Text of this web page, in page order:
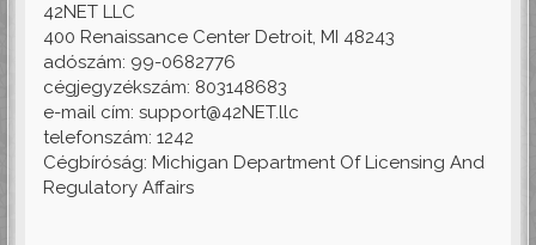
42NET LLC
400 Renaissance Center Detroit, MI 48243
adószám: 99-0682776
cégjegyzékszám: 803148683
e-mail cím: support@42NET.llc
telefonszám: 1242
Cégbíróság: Michigan Department Of Licensing And
Regulatory Affairs